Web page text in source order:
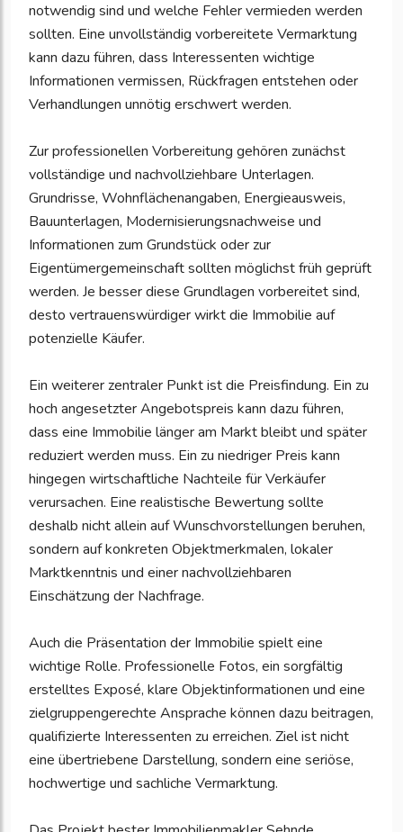
notwendig sind und welche Fehler vermieden werden
sollten. Eine unvollständig vorbereitete Vermarktung
kann dazu führen, dass Interessenten wichtige
Informationen vermissen, Rückfragen entstehen oder
Verhandlungen unnötig erschwert werden.
Zur professionellen Vorbereitung gehören zunächst
vollständige und nachvollziehbare Unterlagen.
Grundrisse, Wohnflächenangaben, Energieausweis,
Bauunterlagen, Modernisierungsnachweise und
Informationen zum Grundstück oder zur
Eigentümergemeinschaft sollten möglichst früh geprüft
werden. Je besser diese Grundlagen vorbereitet sind,
desto vertrauenswürdiger wirkt die Immobilie auf
potenzielle Käufer.
Ein weiterer zentraler Punkt ist die Preisfindung. Ein zu
hoch angesetzter Angebotspreis kann dazu führen,
dass eine Immobilie länger am Markt bleibt und später
reduziert werden muss. Ein zu niedriger Preis kann
hingegen wirtschaftliche Nachteile für Verkäufer
verursachen. Eine realistische Bewertung sollte
deshalb nicht allein auf Wunschvorstellungen beruhen,
sondern auf konkreten Objektmerkmalen, lokaler
Marktkenntnis und einer nachvollziehbaren
Einschätzung der Nachfrage.
Auch die Präsentation der Immobilie spielt eine
wichtige Rolle. Professionelle Fotos, ein sorgfältig
erstelltes Exposé, klare Objektinformationen und eine
zielgruppengerechte Ansprache können dazu beitragen,
qualifizierte Interessenten zu erreichen. Ziel ist nicht
eine übertriebene Darstellung, sondern eine seriöse,
hochwertige und sachliche Vermarktung.